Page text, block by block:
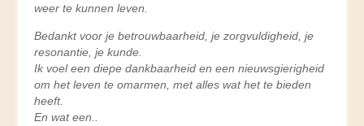
weer te kunnen leven.
Bedankt voor je betrouwbaarheid, je zorgvuldigheid, je
resonantie, je kunde.
Ik voel een diepe dankbaarheid en een nieuwsgierigheid
om het leven te omarmen, met alles wat het te bieden
heeft.
En wat een